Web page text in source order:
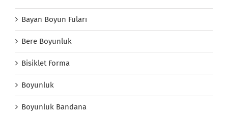
Bayan Boyun Fuları
Bere Boyunluk
Bisiklet Forma
Boyunluk
Boyunluk Bandana